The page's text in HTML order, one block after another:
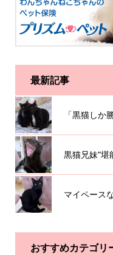
最新記事
「黒猫しか
黒猫兄妹”
マイペース
おすすめカテゴリ